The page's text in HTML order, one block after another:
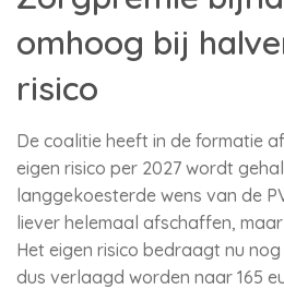
omhoog bij
risico
De coalitie heeft in de formatie
eigen risico per 2027 wordt
langgekoesterde wens van de
liever helemaal afschaffen,
Het eigen risico bedraagt nu
dus verlaagd worden naar 165